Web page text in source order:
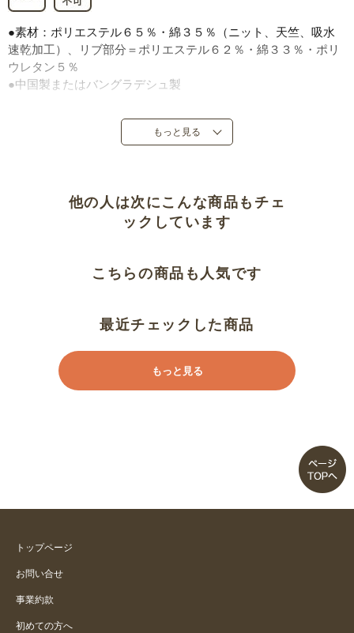
●素材：ポリエステル６５％・綿３５％（ニット、天竺、吸水
速乾加工）、リブ部分＝ポリエステル６２％・綿３３％・ポリ
ウレタン５％
●中国製またはバングラデシュ製
もっと見る
他の人は次にこんな商品もチェ
ックしています
こちらの商品も人気です
最近チェックした商品
もっと見る
トップページ
お問い合せ
事業約款
初めての方へ